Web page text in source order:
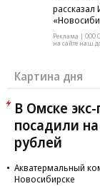
Реклама | ООО
на сайте
Картина дня
В Омске
посадили
рублей
Акватермальный
Новосибирске